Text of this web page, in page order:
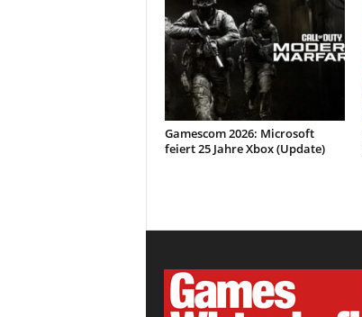
Gamescom 2026: Microsoft
feiert 25 Jahre Xbox (Update)